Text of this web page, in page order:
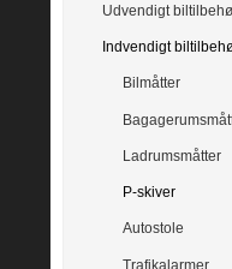
Udvendigt
Indvendigt
Bilmåtter
Ladrumsmåtter
P-skiver
Autostole
Trafikalarmer